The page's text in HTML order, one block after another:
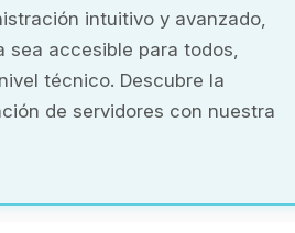
intuitivo y avanzado,
sea accesible para todos,
técnico. Descubre la
de servidores con nuestra